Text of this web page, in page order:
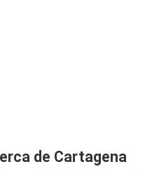
de Cartagena